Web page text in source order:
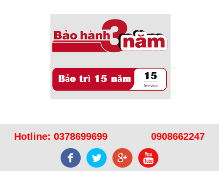
Sử dụng năng lượng mặt trời để xử lý ...
Hotline: 0378699699 0908662247